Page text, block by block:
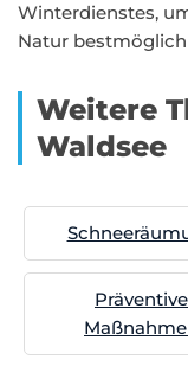
Winterdienstes,
Natur
Weitere
Waldsee
Präventive